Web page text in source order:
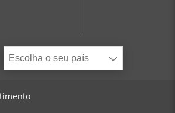
Escolha o seu país